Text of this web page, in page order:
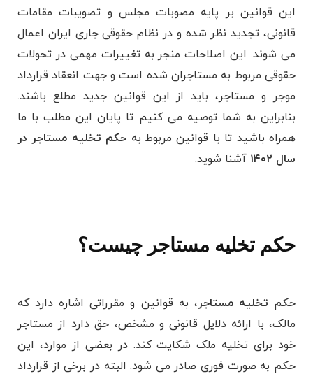
این قوانین بر پایه مصوبات مجلس و تصویبات مقامات
قانونی، تجدید نظر شده و در نظام حقوقی جاری ایران اعمال
می ‌شوند. این اصلاحات منجر به تغییرات مهمی در تحولات
حقوقی مربوط به مستاجران شده است و جهت انعقاد قرارداد
موجر و مستاجر، باید از این قوانین جدید مطلع باشند.
بنابراین به شما توصیه می کنیم تا پایان این مطلب با ما
همراه باشید تا با قوانین مربوط به حکم تخلیه مستاجر در
سال ۱۴۰۲
آشنا شوید.
حکم تخلیه مستاجر چیست؟
حکم تخلیه مستاجر، به قوانین و مقرراتی اشاره دارد که
مالک، با ارائه دلایل قانونی و مشخص، حق دارد از مستاجر
خود برای تخلیه ملک شکایت کند. در بعضی از موارد، این
حکم به صورت فوری صادر می‌ شود. البته در برخی از قرارداد